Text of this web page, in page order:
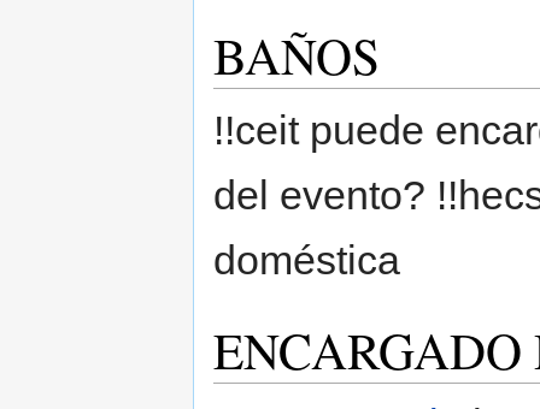
BAÑOS
!!ceit puede
del evento?
doméstica